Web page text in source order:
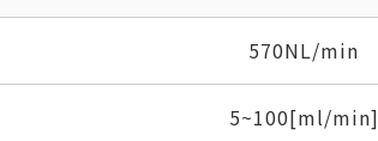
570NL/min
5~100[ml/min]